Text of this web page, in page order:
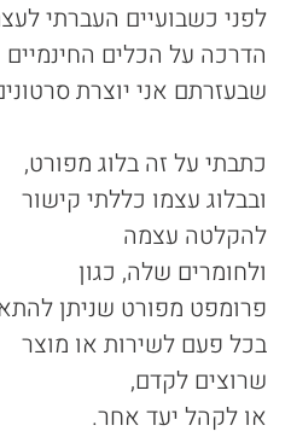
לפני כשבועיים העברתי
הדרכה על הכלים החינמיים
שבעזרתם אני יוצרת
כתבתי על זה בלוג מפורט,
ובבלוג עצמו כללתי קישור
להקלטה עצמה
ולחומרים שלה, כגון
פרומפט מפורט שניתן
בכל פעם לשירות או מוצר
שרוצים לקדם,
או לקהל יעד אחר.